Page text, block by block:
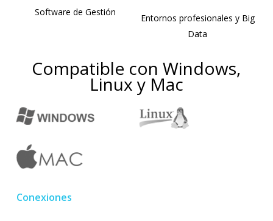
Software de Gestión
Entornos profesionales y Big
Data
Compatible con Windows,
Linux y Mac
Conexiones